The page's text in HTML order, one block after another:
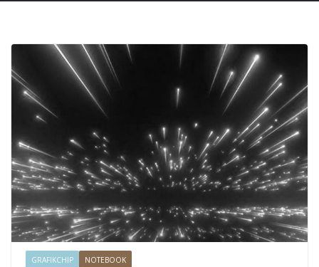
GRAFIKCHIP NOTEBOOK